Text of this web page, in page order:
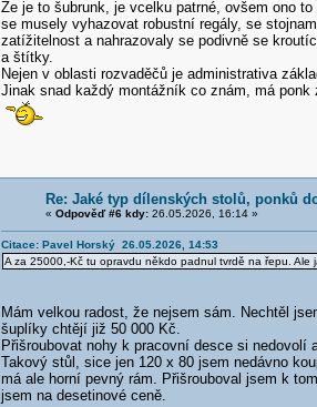
Že je to šubrunk, je vcelku patrné, ovšem ono
se musely vyhazovat robustní regály, se
zatížitelnost a nahrazovaly se podivně se
a štítky.
Nejen v oblasti rozvaděčů je administrativa
Jinak snad každý montážník co znám, má
Re: Jaké typ dílenských stolů, ponků
« Odpověď #6 kdy:26.05.2026, 16:14 »
Citace: Pavel Horský 26.05.2026, 14:53
A za 25000,-Kč tu opravdu někdo padnul tvrdě na řepu. Ale
Mám velkou radost, že nejsem sám. Nechtěl
šuplíky chtějí již 50 000 Kč.
Přišroubovat nohy k pracovní desce si
Takový stůl, sice jen 120 x 80 jsem nedávno
má ale horní pevný rám. Přišrouboval jsem k
jsem na desetinové ceně.